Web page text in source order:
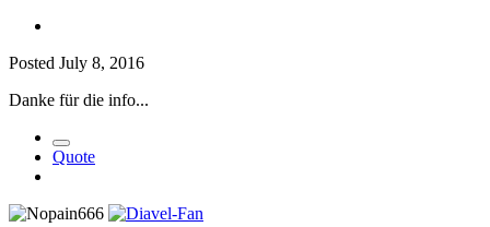
Posted July 8, 2016
Danke für die info...
Quote